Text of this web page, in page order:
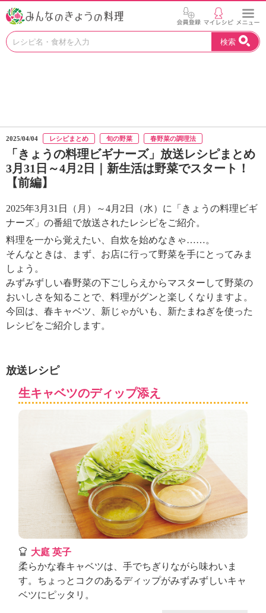
お
つ
け
よ
N
エ
デ
ケ
ー
ョ
な
の
き
ょ
う
の
料
理
検索
2025/04/04 レシピまとめ 旬の野菜 春野菜の調理法
「きょうの料理ビギナーズ」放送レシピまとめ
3月31日～4月2日｜新生活は野菜でスタート！
【前編】
2025年3月31日（月）～4月2日（水）に「きょうの料理ビギ
ナーズ」の番組で放送されたレシピをご紹介。
料理を一から覚えたい、自炊を始めなきゃ……。
そんなときは、まず、お店に行って野菜を手にとってみま
しょう。
みずみずしい春野菜の下ごしらえからマスターして野菜の
おいしさを知ることで、料理がグンと楽しくなりますよ。
今回は、春キャベツ、新じゃがいも、新たまねぎを使った
レシピをご紹介します。
放送レシピ
生キャベツのディップ添え
大庭 英子
柔らかな春キャベツは、手でちぎりながら味わいま
す。ちょっとコクのあるディップがみずみずしいキャ
ベツにピッタリ。